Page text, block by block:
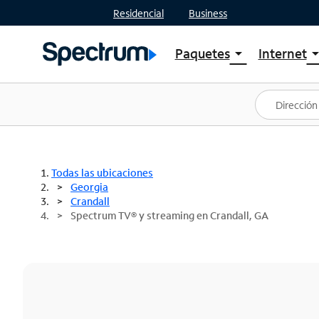
Residencial Business
Paquetesarrow_drop_down
Ver paquetes
Spectrum One
Mejores ofertas
Internetarrow_drop_down
Planes
Todas las ubicaciones
Georgia
Crandall
Spectrum TV® y streaming en Crandall, GA